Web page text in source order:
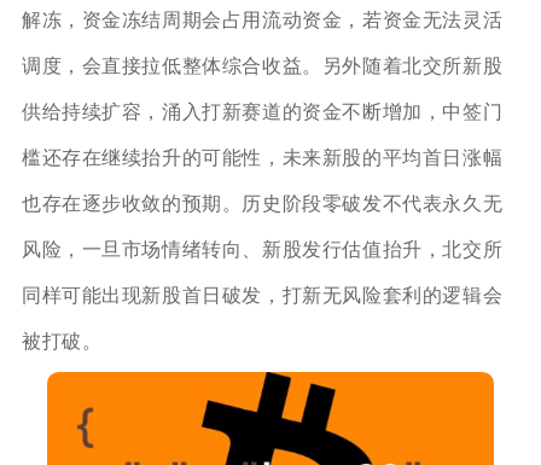
解冻，资金冻结周期会占用流动资金，若资金无法灵活
调度，会直接拉低整体综合收益。另外随着北交所新股
供给持续扩容，涌入打新赛道的资金不断增加，中签门
槛还存在继续抬升的可能性，未来新股的平均首日涨幅
也存在逐步收敛的预期。历史阶段零破发不代表永久无
风险，一旦市场情绪转向、新股发行估值抬升，北交所
同样可能出现新股首日破发，打新无风险套利的逻辑会
被打破。